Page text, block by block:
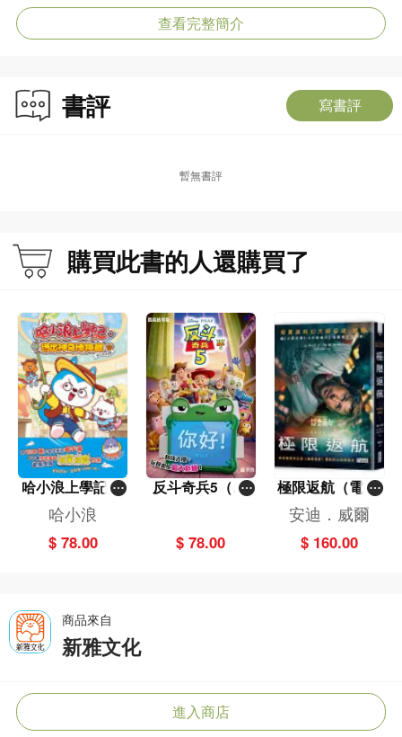
查看完整簡介
書評 寫書評
暫無書評
購買此書的人還購買了
哈小浪上學記(1
3)——逃出神奇
博物館
哈小浪
$ 78.00
反斗奇兵5（圖
$ 78.00
極限返航（電影
書衣典藏版）
（獨家收錄作者
訪談）
安迪．威爾
$ 160.00
商品來自
新雅文化
進入商店